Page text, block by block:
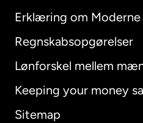
Erklæring om Moderne
Regnskabsopgørelser
Lønforskel mellem
Keeping your money
Sitemap
International
Australien